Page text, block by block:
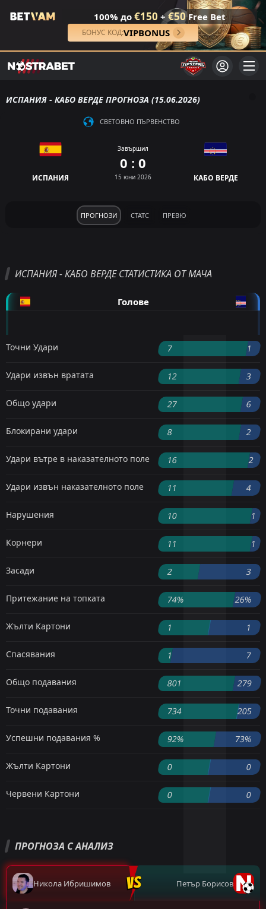
100% до €150 + €50Free Bet
БОНУС КОД:VIPBONUS
ИСПАНИЯ - КАБО ВЕРДЕ ПРОГНОЗА (15.06.2026)
СВЕТОВНО ПЪРВЕНСТВО
ИСПАНИЯ
Завършил
0 : 0
15 юни 2026 КАБО ВЕРДЕ
ПРОГНОЗИ СТАТС ПРЕВЮ
ИСПАНИЯ - КАБО ВЕРДЕ СТАТИСТИКА ОТ МАЧА
Голове
Точни Удари 7 1
Удари извън вратата 12 3
Общо удари 27 6
Блокирани удари 8 2
Удари вътре в наказателното поле 16 2
Удари извън наказателното поле 11 4
Нарушения 10 1
Корнери 11 1
Засади 2 3
Притежание на топката 74% 26%
Жълти Картони 1 1
Спасявания 1 7
Общо подавания 801 279
Точни подавания 734 205
Успешни подавания % 92% 73%
Жълти Картони 0 0
Червени Картони 0 0
ПРОГНОЗА С АНАЛИЗ
Никола Ибришимов Петър Борисов